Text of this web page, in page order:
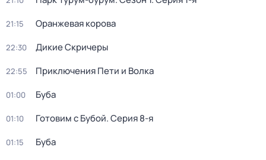
21:15 Оранжевая корова
22:30 Дикие Скричеры
22:55 Приключения Пети и Волка
01:00 Буба
01:10 Готовим с Бубой. Серия 8-я
01:15 Буба